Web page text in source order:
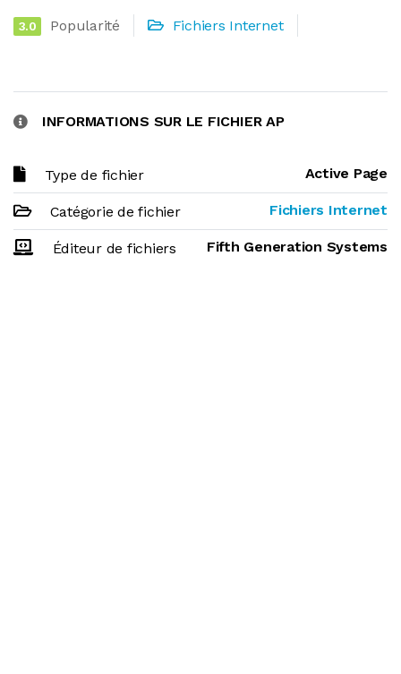
3.0 Popularité Fichiers Internet
INFORMATIONS SUR LE FICHIER AP
Type de fichier Active Page
Catégorie de fichier Fichiers Internet
Éditeur de fichiers Fifth Generation Systems